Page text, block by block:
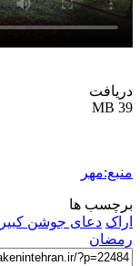
دریافت
39 MB
منبع:مهر
برچسب ها
اراک دعای جوشن کبیر
رمضان